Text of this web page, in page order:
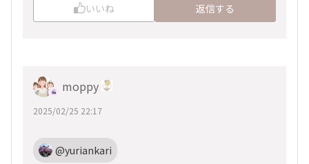
いいね 返信する
moppy
2025/02/25 22:17
@yuriankari